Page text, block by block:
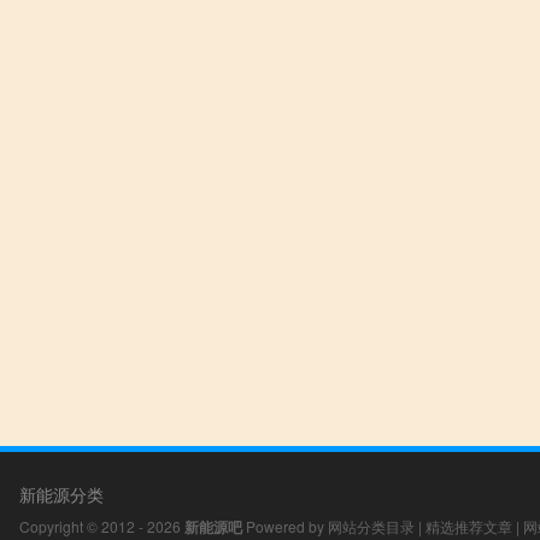
新能源分类
Copyright © 2012 - 2026 新能源吧 Powered by 网站分类目录 | 精选推荐文章 |